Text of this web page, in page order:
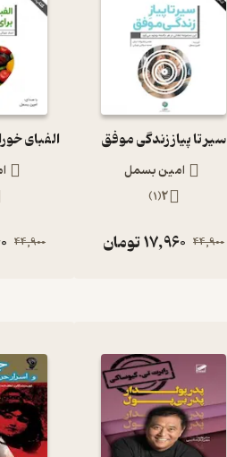
سیر تا پیاز زندگی موفق
امین بسمل
2
(
1
)
44,900
17,960تومان 44,900